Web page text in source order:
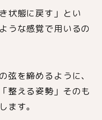
状態に戻す」とい
うな感覚で用いるの
弦を締めるように、
整える姿勢」そのも
ます。